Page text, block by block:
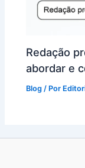
Redação
abordar e
Blog / Por